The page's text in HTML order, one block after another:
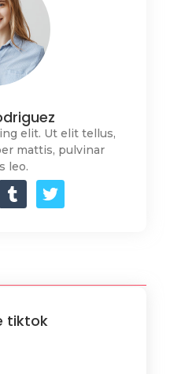
elit. Ut elit tellus,
mattis, pulvinar
leo.
tiktok